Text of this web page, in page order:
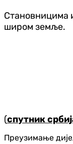
Становницима
широм земље.
(спутник
Преузимање